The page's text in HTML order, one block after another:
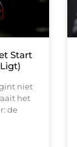
Start
niet
het
de